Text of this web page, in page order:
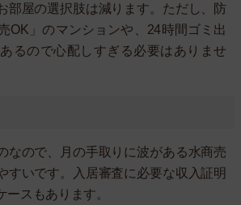
部屋の選択肢は減ります。ただし、防
OK」のマンションや、24時間ゴミ出
るので心配しすぎる必要はありませ
なので、月の手取りに波がある水商売
すいです。入居審査に必要な収入証明
スもあります。